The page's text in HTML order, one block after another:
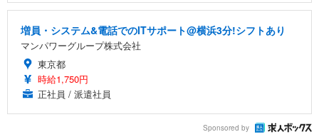
増員・システム&電話でのITサポート@横浜3分!シフトあり
マンパワーグループ株式会社
東京都
時給1,750円
正社員 / 派遣社員
Sponsored by